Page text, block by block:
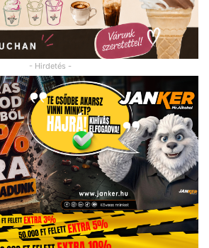
- Hirdetés -